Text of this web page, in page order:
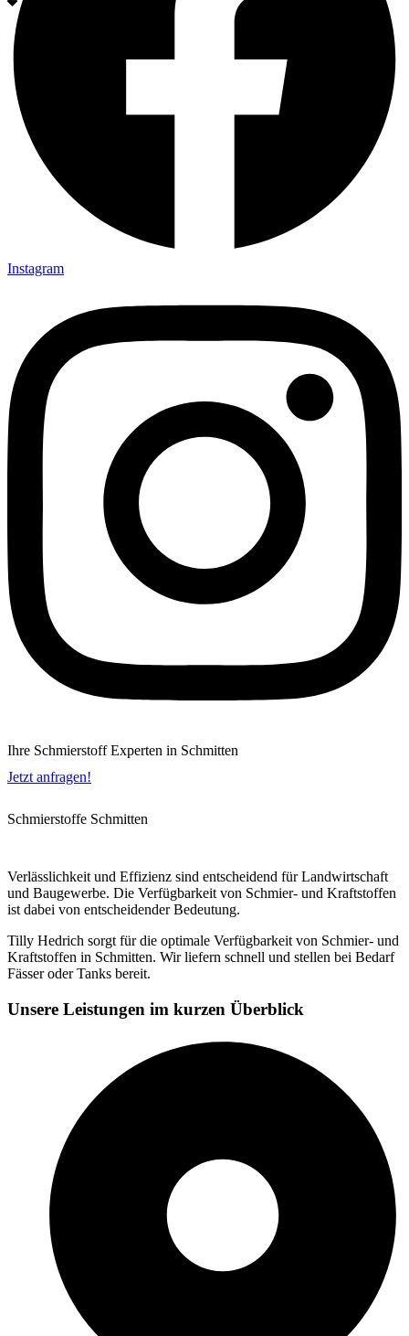
Instagram
Ihre Schmierstoff Experten in Schmitten
Jetzt anfragen!
Schmierstoffe Schmitten
Verlässlichkeit und Effizienz sind entscheidend für Landwirtschaft
und Baugewerbe. Die Verfügbarkeit von Schmier- und Kraftstoffen
ist dabei von entscheidender Bedeutung.
Tilly Hedrich sorgt für die optimale Verfügbarkeit von Schmier- und
Kraftstoffen in Schmitten. Wir liefern schnell und stellen bei Bedarf
Fässer oder Tanks bereit.
Unsere Leistungen im kurzen Überblick​